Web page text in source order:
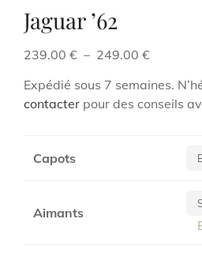
Jaguar ’62
239.00 € – 249.00 €Plage
prix :
239.00 €
Expédié sous 7 semaines.
contacter pour des conseils
Capots
Aimants